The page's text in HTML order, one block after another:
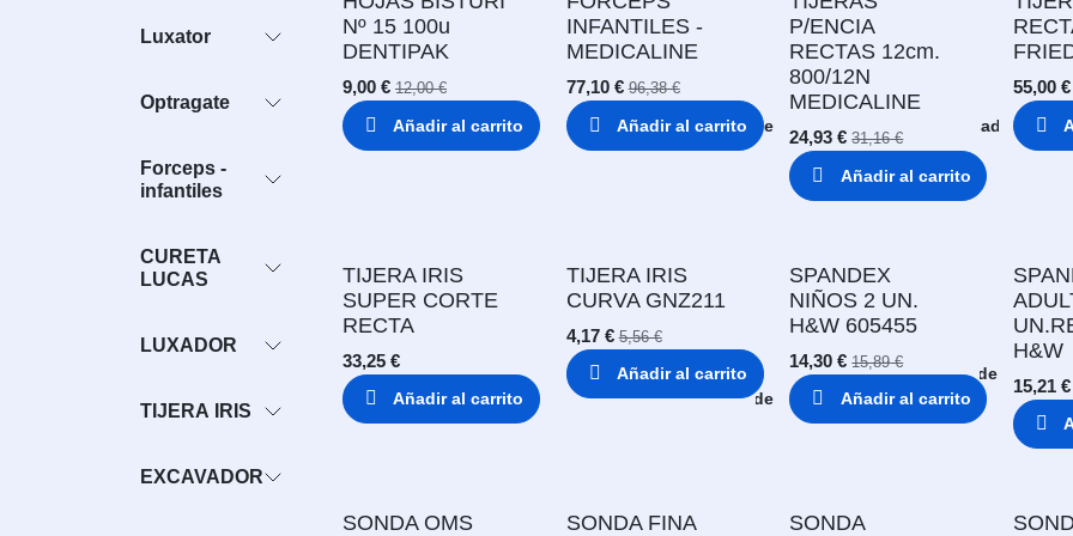
Luxator
Optragate
Forceps -
infantiles
CURETA
LUCAS
LUXADOR
TIJERA IRIS
EXCAVADOR
Nº 15 100u
DENTIPAK
9,00 € 12,00€
Añadir al carrito Añadir a lista de deseos
INFANTILES -
MEDICALINE
77,10€ 96,38€
Añadir al carrito Añadir a
P/ENCIA
RECTAS 12cm.
800/12N
MEDICALINE
24,93 € 31,16€
Añadir al carrito
55,00€
TIJERA IRIS
SUPER CORTE
RECTA
33,25 €
Añadir al carrito Añadir a lista de deseos
TIJERA IRIS
CURVA GNZ211
4,17€ 5,56€
Añadir al carrito Añadir a lista de deseos
SPANDEX
NIÑOS 2 UN.
H&W 605455
14,30 € 15,89€
Añadir al carrito
H&W
15,21€
SONDA OMS SONDA FINA SONDA